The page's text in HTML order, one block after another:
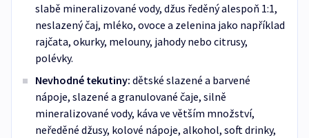
slabě mineralizované vody, džus ředěný alespoň 1:1,
neslazený čaj, mléko, ovoce a zelenina jako například
rajčata, okurky, melouny, jahody nebo citrusy,
polévky.
Nevhodné tekutiny: dětské slazené a barvené
nápoje, slazené a granulované čaje, silně
mineralizované vody, káva ve větším množství,
neředěné džusy, kolové nápoje, alkohol, soft drinky,